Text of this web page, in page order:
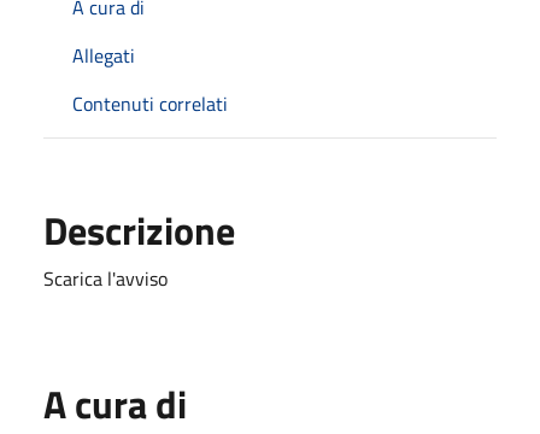
A cura di
Allegati
Contenuti correlati
Descrizione
Scarica l'avviso
A cura di